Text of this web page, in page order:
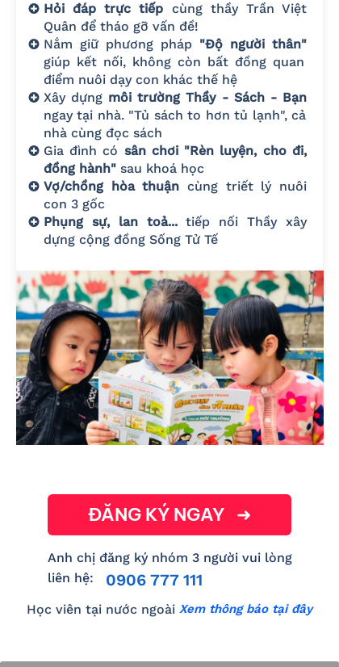
Hỏi đáp trực tiếp cùng thầy Trần Việt
Quân để tháo gỡ vấn đề!
Nắm giữ phương pháp "Độ người thân"
giúp kết nối, không còn bất đồng quan
điểm nuôi dạy con khác thế hệ
Xây dựng môi trường Thầy - Sách - Bạn
ngay tại nhà. "Tủ sách to hơn tủ lạnh", cả
nhà cùng đọc sách
Gia đình có sân chơi "Rèn luyện, cho đi,
đồng hành"sau khoá học
Vợ/chồng hòa thuận cùng triết lý nuôi
con 3 gốc
Phụng sự, lan toả...tiếp nối Thầy xây
dựng cộng đồng Sống Tử Tế
Anh chị đăng ký nhóm 3 người vui lòng
liên hệ:
0906 777 111
Học viên tại nước ngoàiXem thông báo tại đây
ĐĂNG KÝ NGAY ➜